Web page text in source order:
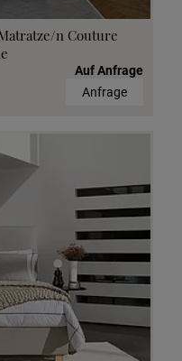
n Couture
Auf Anfrage
Anfrage